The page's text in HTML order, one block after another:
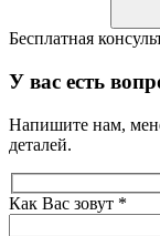
Бесплатная
У вас есть
Напишите нам,
деталей.
Как Вас зовут *